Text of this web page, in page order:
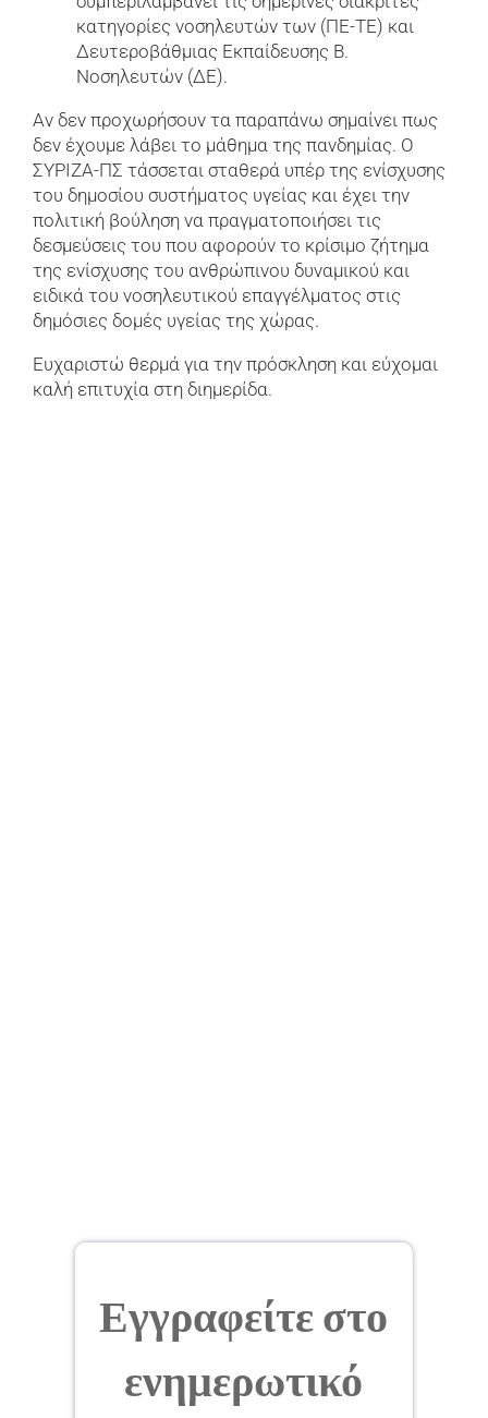
κατηγορίες νοσηλευτών των (ΠΕ-ΤΕ) και
Δευτεροβάθμιας Εκπαίδευσης Β.
Νοσηλευτών (ΔΕ).
Αν δεν προχωρήσουν τα παραπάνω σημαίνει πως
δεν έχουμε λάβει το μάθημα της πανδημίας. Ο
ΣΥΡΙΖΑ-ΠΣ τάσσεται σταθερά υπέρ της ενίσχυσης
του δημοσίου συστήματος υγείας και έχει την
πολιτική βούληση να πραγματοποιήσει τις
δεσμεύσεις του που αφορούν το κρίσιμο ζήτημα
της ενίσχυσης του ανθρώπινου δυναμικού και
ειδικά του νοσηλευτικού επαγγέλματος στις
δημόσιες δομές υγείας της χώρας.
Ευχαριστώ θερμά για την πρόσκληση και εύχομαι
καλή επιτυχία στη διημερίδα.
Εγγραφείτε στο
ενημερωτικό